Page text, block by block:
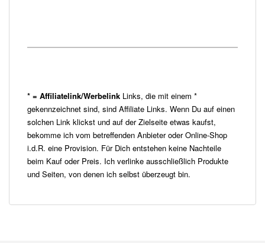
* = Affiliatelink/Werbelink Links, die mit einem *
gekennzeichnet sind, sind Affiliate Links. Wenn Du auf einen
solchen Link klickst und auf der Zielseite etwas kaufst,
bekomme ich vom betreffenden Anbieter oder Online-Shop
i.d.R. eine Provision. Für Dich entstehen keine Nachteile
beim Kauf oder Preis. Ich verlinke ausschließlich Produkte
und Seiten, von denen ich selbst überzeugt bin.